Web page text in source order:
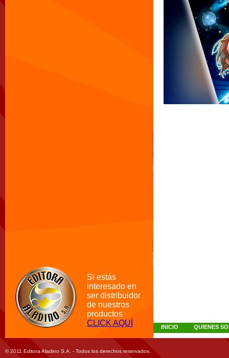
Si estás
interesado en
ser distribuidor
de nuestros
productos
CLICK AQUÍ
INICIO QUIENES
© 2011 Editora Aladino S.A. - Todos los derechos reservados.